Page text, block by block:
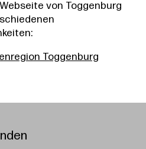
von Toggenburg
Toggenburg